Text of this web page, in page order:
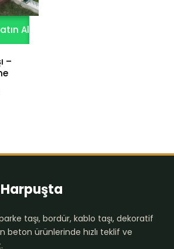
Al
–
taşı, bordür, kablo taşı, dekoratif
beton ürünlerinde hızlı teklif ve